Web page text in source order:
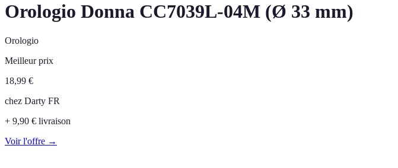
Orologio Donna CC7039L-04M (Ø 33 mm)
Orologio
Meilleur prix
18,99 €
chez Darty FR
+ 9,90 € livraison
Voir l'offre →